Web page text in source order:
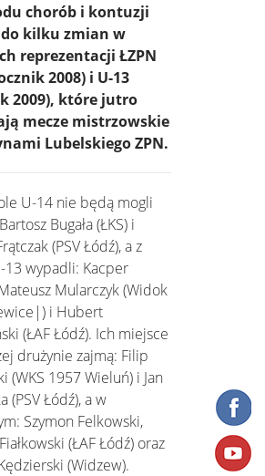
chorób i kontuzji
do kilku zmian w
reprezentacji ŁZPN
2008) i U-13
2009), które jutro
mecze mistrzowskie
Lubelskiego ZPN.
U-14 nie będą mogli
Bugała (ŁKS) i
(PSV Łódź), a z
13 wypadli: Kacper
Mularczyk (Widok
i Hubert
(ŁAF Łódź). Ich miejsce
drużynie zajmą: Filip
(WKS 1957 Wieluń) i Jan
(PSV Łódź), a w
Szymon Felkowski,
(ŁAF Łódź) oraz
(Widzew).